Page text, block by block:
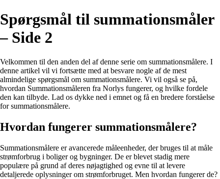
Spørgsmål til summationsmåler
– Side 2
Velkommen til den anden del af denne serie om summationsmålere. I
denne artikel vil vi fortsætte med at besvare nogle af de mest
almindelige spørgsmål om summationsmålere. Vi vil også se på,
hvordan Summationsmåleren fra Norlys fungerer, og hvilke fordele
den kan tilbyde. Lad os dykke ned i emnet og få en bredere forståelse
for summationsmålere.
Hvordan fungerer summationsmålere?
Summationsmålere er avancerede måleenheder, der bruges til at måle
strømforbrug i boliger og bygninger. De er blevet stadig mere
populære på grund af deres nøjagtighed og evne til at levere
detaljerede oplysninger om strømforbruget. Men hvordan fungerer de?